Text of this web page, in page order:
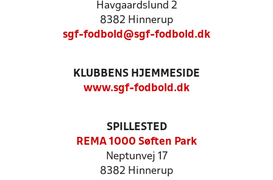
Havgaardslund 2
8382 Hinnerup
sgf-fodbold@sgf-fodbold.dk
KLUBBENS HJEMMESIDE
www.sgf-fodbold.dk
SPILLESTED
REMA 1000 Søften Park
Neptunvej 17
8382 Hinnerup